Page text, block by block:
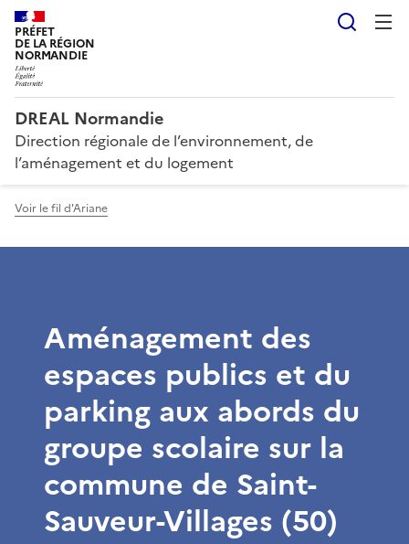
PRÉFET
DE LA RÉGION
NORMANDIE
DREAL Normandie
Direction régionale de l’environnement, de
l’aménagement et du logement
Voir le fil d'Ariane
Aménagement des
espaces publics et du
parking aux abords du
groupe scolaire sur la
commune de Saint-
Sauveur-Villages (50)